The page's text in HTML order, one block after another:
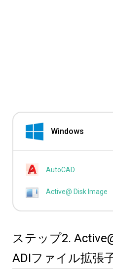
Windows
AutoCAD
Active@ Disk Image
ステップ2.
ADIファイル拡張